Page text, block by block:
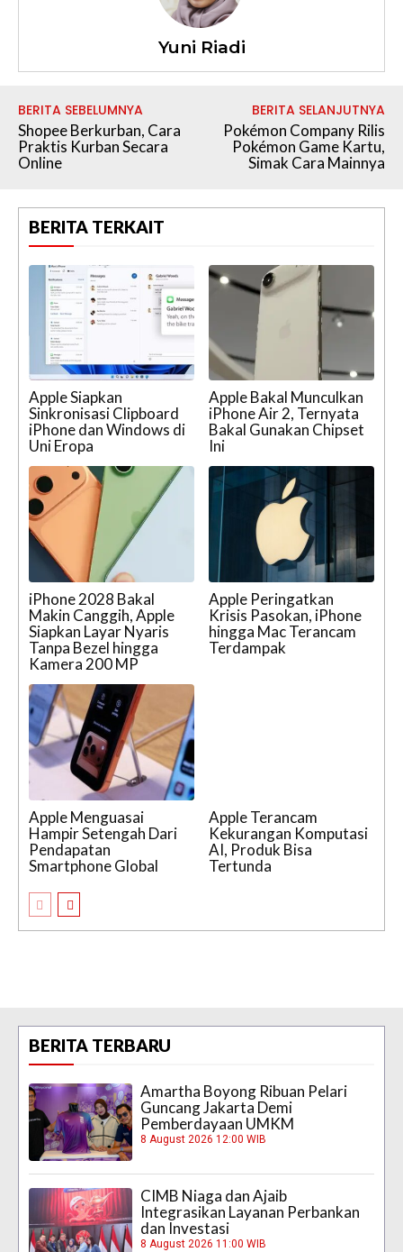
Yuni Riadi
BERITA SEBELUMNYA
Shopee Berkurban, Cara
Praktis Kurban Secara
Online
BERITA SELANJUTNYA
Pokémon Company Rilis
Pokémon Game Kartu,
Simak Cara Mainnya
BERITA TERKAIT
Apple Siapkan
Sinkronisasi Clipboard
iPhone dan Windows di
Uni Eropa
Apple Bakal Munculkan
iPhone Air 2, Ternyata
Bakal Gunakan Chipset
Ini
iPhone 2028 Bakal
Makin Canggih, Apple
Siapkan Layar Nyaris
Tanpa Bezel hingga
Kamera 200 MP
Apple Peringatkan
Krisis Pasokan, iPhone
hingga Mac Terancam
Terdampak
Apple Menguasai
Hampir Setengah Dari
Pendapatan
Smartphone Global
Apple Terancam
Kekurangan Komputasi
AI, Produk Bisa
Tertunda
BERITA TERBARU
Amartha Boyong Ribuan Pelari
Guncang Jakarta Demi
Pemberdayaan UMKM
8 August 2026 12:00 WIB
CIMB Niaga dan Ajaib
Integrasikan Layanan Perbankan
dan Investasi
8 August 2026 11:00 WIB